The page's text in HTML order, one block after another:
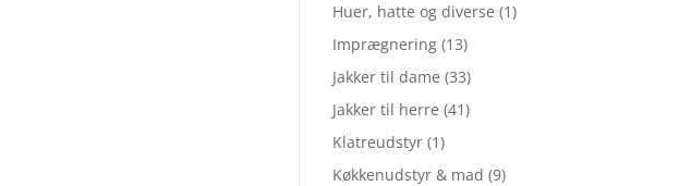
Huer, hatte og diverse (1)
Imprægnering (13)
Jakker til dame (33)
Jakker til herre (41)
Klatreudstyr (1)
Køkkenudstyr & mad (9)